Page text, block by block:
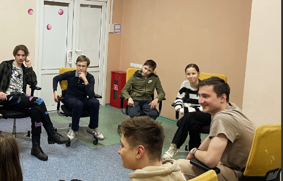
Информация Помочь детям
Фонда и Центра "Семья", для подростков от
С этого времени было проведено несколько
имени К.Г. Разумовского и фонда